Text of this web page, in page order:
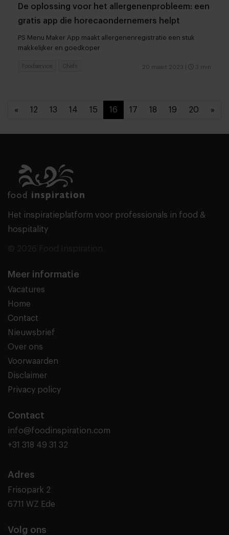
De oplossing voor het allergenenprobleem: een
gratis app die horecaondernemers helpt
PS Menu Maker App maakt allergenenregistratie een stuk
makkelijker en goedkoper
20 maart 2023 3 min
Foodservice Chefs
« 12 13 14 15 16 17 18 19 20 »
Het inspiratieplatform voor professionals in food &
hospitality
Meer informatie
Vacatures
Home
Contact
Nieuwsbrief
Over ons
Voorwaarden
Disclaimer
Privacy policy
Contact
info@foodinspiration.com
+31 318 49 31 32
Adres
Frisopark 2
6711 WZ Ede
Volg ons